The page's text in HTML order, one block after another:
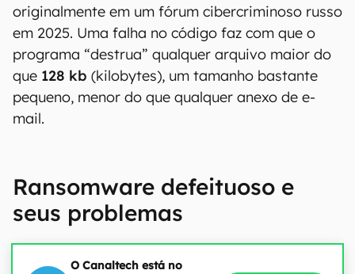
originalmente em um fórum cibercriminoso russo
em 2025. Uma falha no código faz com que o
programa “destrua” qualquer arquivo maior do
que 128 kb (kilobytes), um tamanho bastante
pequeno, menor do que qualquer anexo de e-
mail.
Ransomware defeituoso e
seus problemas
O Canaltech está no